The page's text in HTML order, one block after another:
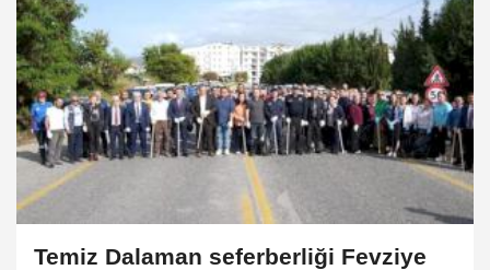
Temiz Dalaman seferberliği Fevziye